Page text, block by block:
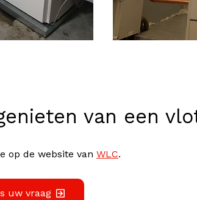
van een
op de website van WLC.
uw vraag